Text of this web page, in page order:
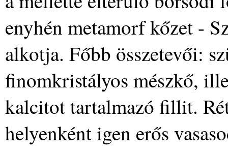
enyhén metamorf kőzet -
alkotja. Főbb összetevői:
finomkristályos mészkő,
kalcitot tartalmazó fillit.
helyenként igen erős